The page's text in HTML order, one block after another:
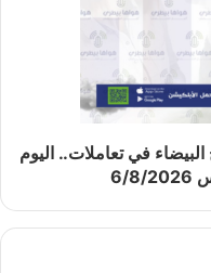
في تعاملات.. اليوم